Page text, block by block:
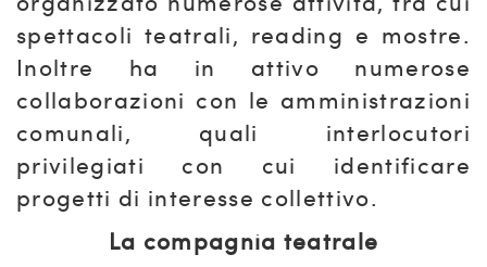
spettacoli teatrali, reading e mostre.
Inoltre ha in attivo numerose
collaborazioni con le amministrazioni
comunali, quali interlocutori
privilegiati con cui identificare
progetti di interesse collettivo.
La compagnia teatrale